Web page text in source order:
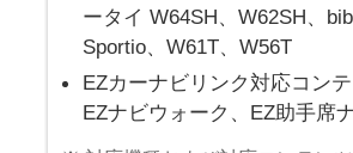
ータイ W64SH、W62SH、
Sportio、W61T、W56T
EZカーナビリンク対応コン
EZナビウォーク、EZ助手席